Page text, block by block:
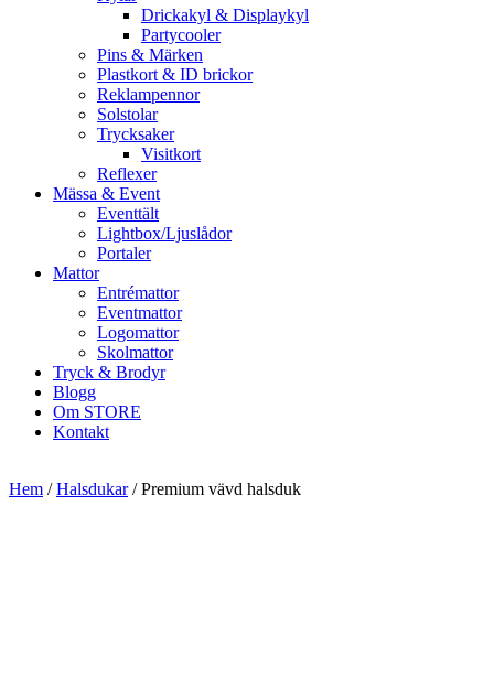
Drickakyl & Displaykyl
Partycooler
Pins & Märken
Plastkort & ID brickor
Reklampennor
Solstolar
Trycksaker
Visitkort
Reflexer
Mässa & Event
Eventtält
Lightbox/Ljuslådor
Portaler
Mattor
Entrémattor
Eventmattor
Logomattor
Skolmattor
Tryck & Brodyr
Blogg
Om STORE
Kontakt
Hem /Halsdukar/ Premium vävd halsduk